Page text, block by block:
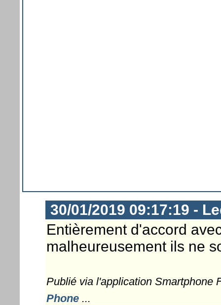
30/01/2019 09:17:19 -
Entièrement d'accord
malheureusement ils ne
Publié via l'application Smartphone
Phone...